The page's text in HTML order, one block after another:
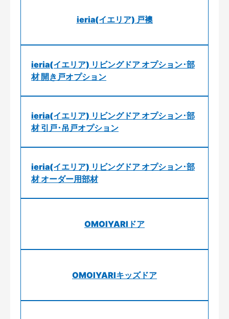
ieria(イエリア) 戸襖
ieria(イエリア) リビングドア オプション･部
材 開き戸オプション
ieria(イエリア) リビングドア オプション･部
材 引戸･吊戸オプション
ieria(イエリア) リビングドア オプション･部
材 オーダー用部材
OMOIYARIドア
OMOIYARIキッズドア